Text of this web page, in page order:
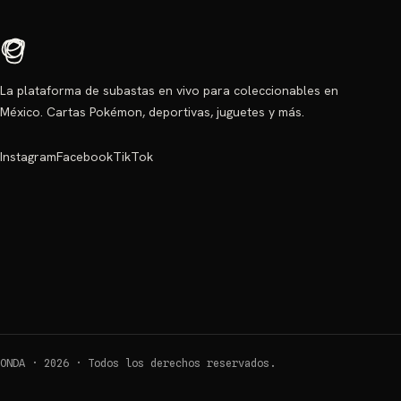
La plataforma de subastas en vivo para coleccionables en
México. Cartas Pokémon, deportivas, juguetes y más.
InstagramFacebookTikTok
ONDA · 2026 · Todos los derechos reservados.